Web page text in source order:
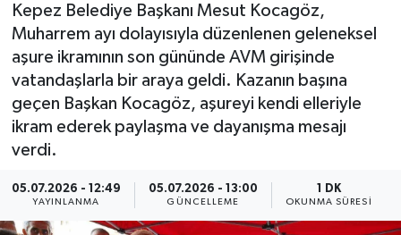
Kepez Belediye Başkanı Mesut Kocagöz,
Muharrem ayı dolayısıyla düzenlenen geleneksel
aşure ikramının son gününde AVM girişinde
vatandaşlarla bir araya geldi. Kazanın başına
geçen Başkan Kocagöz, aşureyi kendi elleriyle
ikram ederek paylaşma ve dayanışma mesajı
verdi.
05.07.2026 - 12:49
YAYINLANMA
05.07.2026 - 13:00
GÜNCELLEME
1 DK
OKUNMA SÜRESI
Advertising news
Canlı Maç
ÇEVRE
Dünya
Haber Arşivi